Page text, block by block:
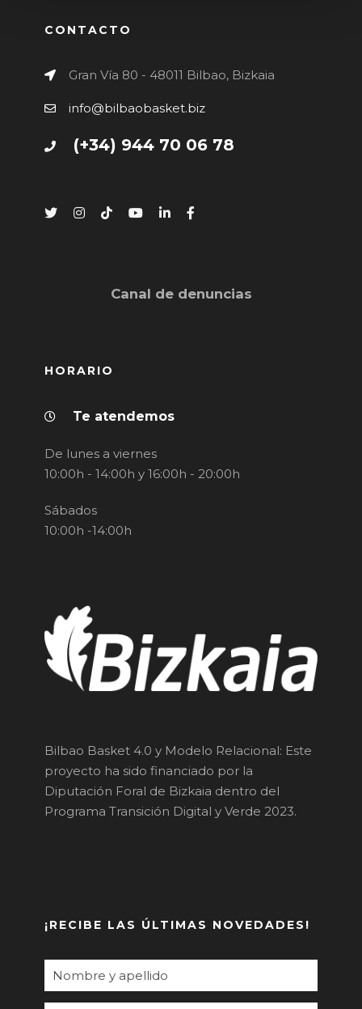
CONTACTO
Gran Vía 80 - 48011 Bilbao, Bizkaia
info@bilbaobasket.biz
(+34) 944 70 06 78
Canal de denuncias
HORARIO
Te atendemos
De lunes a viernes
10:00h - 14:00h y 16:00h - 20:00h
Sábados
10:00h -14:00h
Bilbao Basket 4.0 y Modelo Relacional: Este
proyecto ha sido financiado por la
Diputación Foral de Bizkaia dentro del
Programa Transición Digital y Verde 2023.
¡RECIBE LAS ÚLTIMAS NOVEDADES!